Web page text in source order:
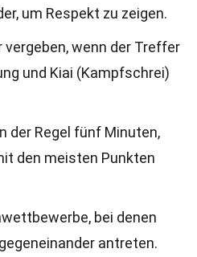
um Respekt zu zeigen.
vergeben, wenn der Treffer
und Kiai (Kampfschrei)
der Regel fünf Minuten,
den meisten Punkten
bei denen
antreten.